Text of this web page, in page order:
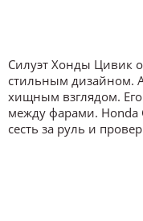
Силуэт Хонды Цивик
стильным дизайном.
хищным взглядом.
между фарами. Honda
сесть за руль и